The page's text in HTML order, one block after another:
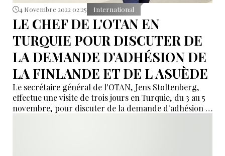
4 Novembre 2022 02:25 International
LE CHEF DE L'OTAN EN
TURQUIE POUR DISCUTER DE
LA DEMANDE D'ADHÉSION DE
LA FINLANDE ET DE L ASUÈDE
Le secrétaire général de l'OTAN, Jens Stoltenberg,
effectue une visite de trois jours en Turquie, du 3 au 5
novembre, pour discuter de la demande d'adhésion à